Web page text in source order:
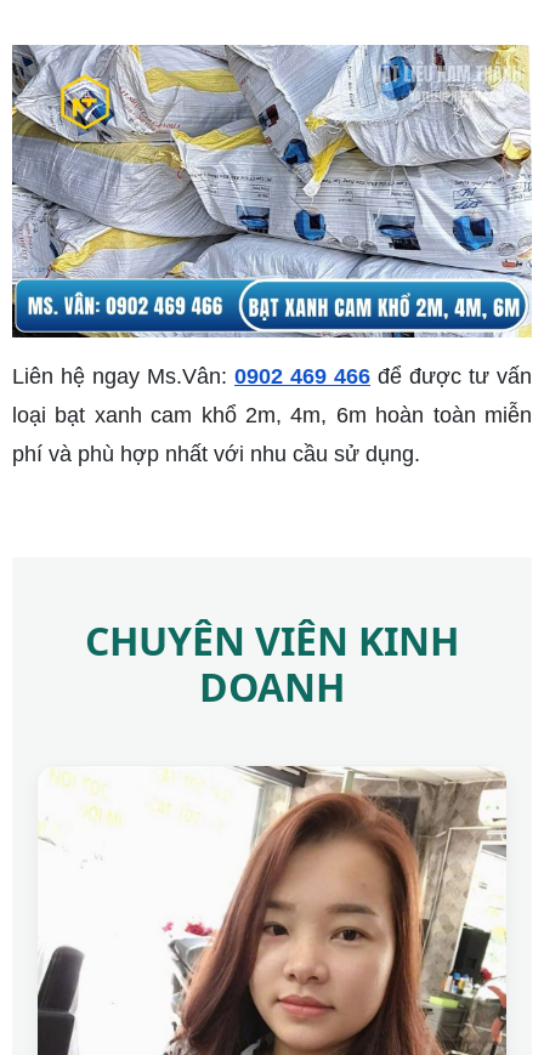
Liên hệ ngay Ms.Vân: 0902 469 466 để được tư vấn
loại bạt xanh cam khổ 2m, 4m, 6m hoàn toàn miễn
phí và phù hợp nhất với nhu cầu sử dụng.
CHUYÊN VIÊN KINH
DOANH